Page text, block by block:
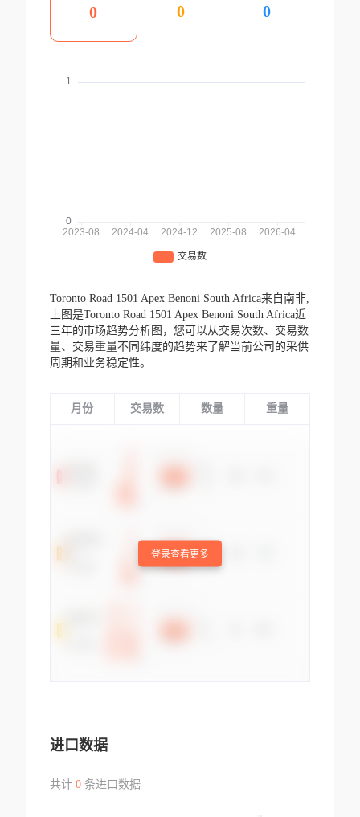
0 0 0
Toronto Road 1501 Apex Benoni South Africa来自南非,
上图是Toronto Road 1501 Apex Benoni South Africa近
三年的市场趋势分析图，您可以从交易次数、交易数
量、交易重量不同纬度的趋势来了解当前公司的采供
周期和业务稳定性。
月份 交易数 数量 重量
登录查看更多
进口数据
共计 0条进口数据